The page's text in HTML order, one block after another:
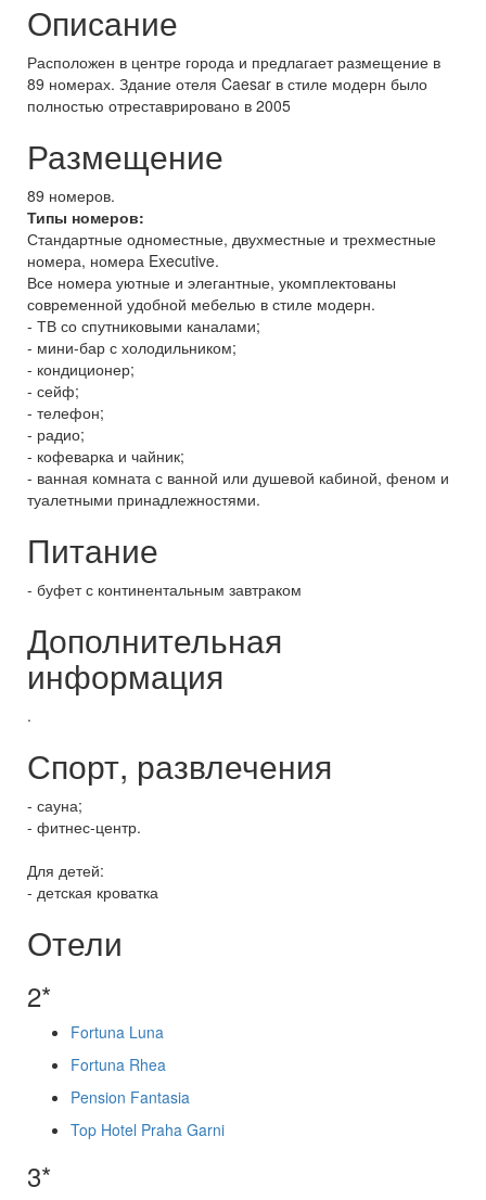
Описание
Расположен в центре города и предлагает размещение в
89 номерах. Здание отеля Caesar в стиле модерн было
полностью отреставрировано в 2005
Размещение
89 номеров.
Типы номеров:
Стандартные одноместные, двухместные и трехместные
номера, номера Executive.
Все номера уютные и элегантные, укомплектованы
современной удобной мебелью в стиле модерн.
- ТВ со спутниковыми каналами;
- мини-бар с холодильником;
- кондиционер;
- сейф;
- телефон;
- радио;
- кофеварка и чайник;
- ванная комната с ванной или душевой кабиной, феном и
туалетными принадлежностями.
Питание
- буфет с континентальным завтраком
Дополнительная
информация
.
Спорт, развлечения
- сауна;
- фитнес-центр.
Для детей:
- детская кроватка
Отели
2*
Fortuna Luna
Fortuna Rhea
Pension Fantasia
Top Hotel Praha Garni
3*